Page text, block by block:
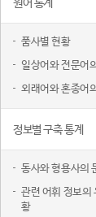
원어 통계
품사별 현황
일상어와 전문어
외래어와 혼종어
정보별 구축 통계
동사와 형용사의
관련 어휘 정보의
황